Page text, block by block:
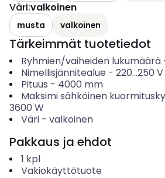
Väri:valkoinen
musta valkoinen
Tärkeimmät tuotetiedot
Ryhmien/vaiheiden lukumäärä
Nimellisjännitealue - 220...250 V
Pituus - 4000 mm
Maksimi sähköinen
3600 W
Väri- valkoinen
Pakkaus ja ehdot
1 kpl
Vakiokäyttötuote